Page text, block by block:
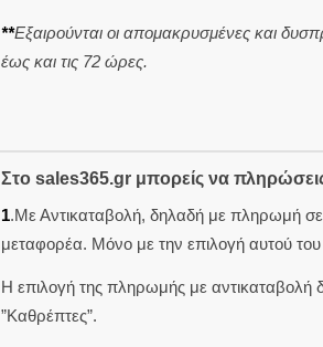
**Εξαιρούνται οι απομακρυσμένες και
έως και τις 72 ώρες.
Στο sales365.gr μπορείς να
1.Με Αντικαταβολή, δηλαδή με πληρωμή
μεταφορέα. Μόνο με την επιλογή αυτού
Η επιλογή της πληρωμής με αντικαταβολή
”Καθρέπτες”.